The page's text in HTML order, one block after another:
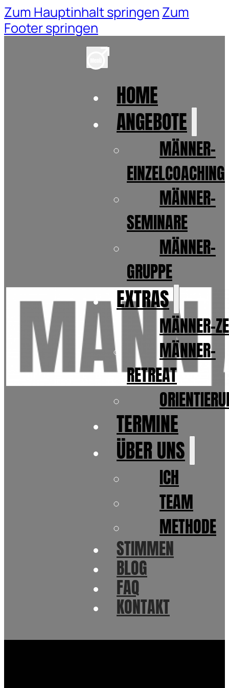
Zum Hauptinhalt springen Zum
Footer springen
HOME
ANGEBOTE
MÄNNER-
EINZELCOACHING
MÄNNER-
SEMINARE
MÄNNER-
GRUPPE
EXTRAS
MÄNNER-
MÄNNER-
RETREAT
TERMINE
ÜBER UNS
ICH
TEAM
METHODE
STIMMEN
BLOG
FAQ
KONTAKT